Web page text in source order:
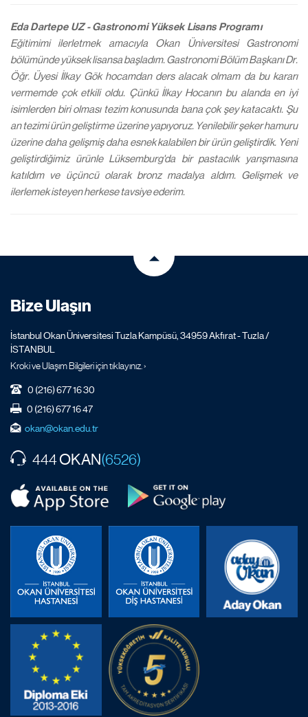
Eda Dartepe UZ - Gastronomi Yüksek Lisans Programı
Eğitimimi ilerletmek amacıyla Okan Üniversitesi Gastronomi
bölümünde yüksek lisansa başladım. Gastronomi Bölüm Başkanı Dr.
Öğr. Üyesi İlkay Gök hocamdan ders alacak olmam da bu kararı
vermemde çok etkili oldu. Çünkü İlkay Hocanın bu alanda en iyi
isimlerden biri olması tezim konusunda bana çok şey katacaktı. Şu
an tezimi ürün geliştirme üzerine yapıyoruz. Yenilebilir şeker hamuru
üzerine daha gelişmiş daha esnek kalabilen bir ürün geliştirdik. Yeni
geliştirdiğimiz ürünle Lüksemburg'da bir pastacılık yarışmasına
katıldım ve üçüncü olarak bronz madalya aldım. Gelişmek ve
ilerlemek isteyen herkese tavsiye ederim.
Bize Ulaşın
İstanbul Okan Üniversitesi Tuzla Kampüsü, 34959 Akfırat - Tuzla /
İSTANBUL
Kroki ve Ulaşım Bilgileri için tıklayınız. ›
0 (216) 677 16 30
0 (216) 677 16 47
okan@okan.edu.tr
444OKAN(6526)